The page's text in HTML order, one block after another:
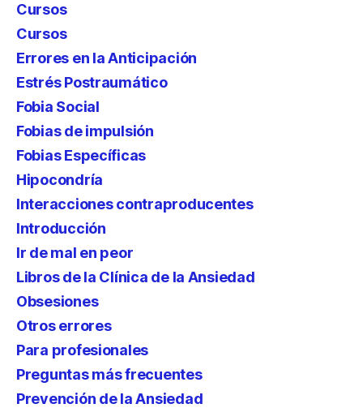
Cursos
Cursos
Errores en la Anticipación
Estrés Postraumático
Fobia Social
Fobias de impulsión
Fobias Específicas
Hipocondría
Interacciones contraproducentes
Introducción
Ir de mal en peor
Libros de la Clínica de la Ansiedad
Obsesiones
Otros errores
Para profesionales
Preguntas más frecuentes
Prevención de la Ansiedad